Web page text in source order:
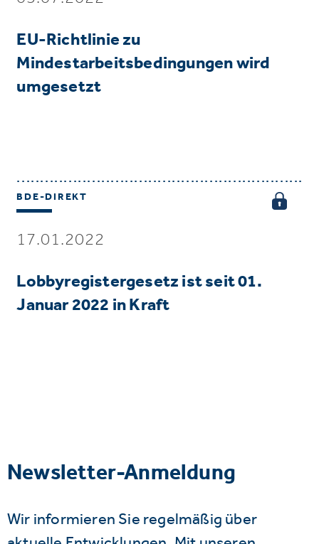
EU-Richtlinie zu
Mindestarbeitsbedingungen wird
umgesetzt
BDE-DIREKT
17.01.2022
Lobbyregistergesetz ist seit 01.
Januar 2022 in Kraft
Newsletter-Anmeldung
Wir informieren Sie regelmäßig über